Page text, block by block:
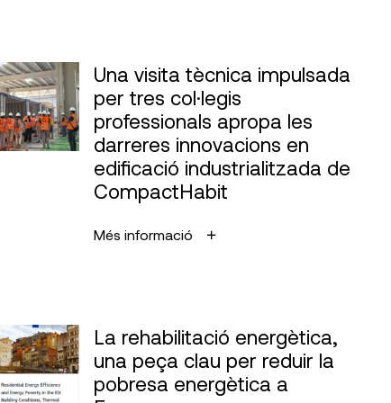
Una visita tècnica impulsada
per tres col·legis
professionals apropa les
darreres innovacions en
edificació industrialitzada de
CompactHabit
Més informació
La rehabilitació energètica,
una peça clau per reduir la
pobresa energètica a